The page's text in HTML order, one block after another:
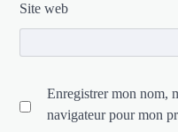
Site web
Enregistrer mon nom,
navigateur pour mon